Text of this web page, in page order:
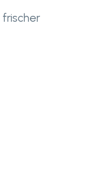
frischer